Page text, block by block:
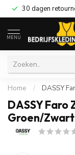
30 dagen
MENU
Home / DASSY
DASSY Faro
Groen/Zwart